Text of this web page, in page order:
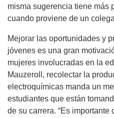
misma sugerencia tiene más
cuando proviene de un
Mejorar las oportunidades y
jóvenes es una gran
mujeres involucradas en la
Mauzeroll, recolectar la
electroquímicas manda un
estudiantes que están
de su carrera. “Es